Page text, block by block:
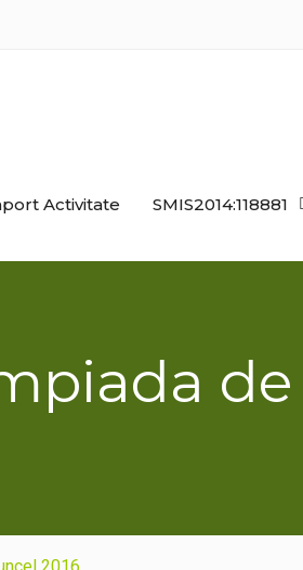
Activitate SMIS2014:118881